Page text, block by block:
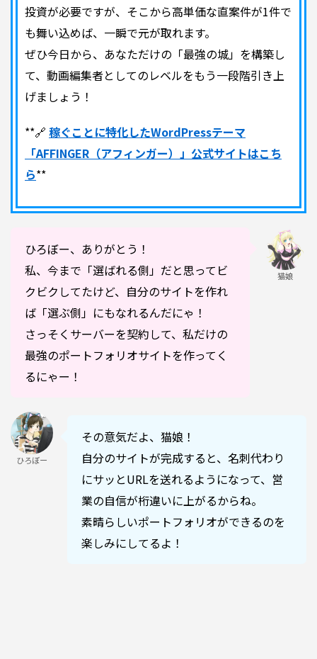
投資が必要ですが、そこから高単価な直案件が1件で
も舞い込めば、一瞬で元が取れます。
ぜひ今日から、あなただけの「最強の城」を構築し
て、動画編集者としてのレベルをもう一段階引き上
げましょう！
**🔗 稼ぐことに特化したWordPressテーマ
「AFFINGER（アフィンガー）」公式サイトはこち
ら**
ひろぼー、ありがとう！
私、今まで「選ばれる側」だと思ってビ
クビクしてたけど、自分のサイトを作れ
ば「選ぶ側」にもなれるんだにゃ！
さっそくサーバーを契約して、私だけの
最強のポートフォリオサイトを作ってく
るにゃー！
猫娘
ひろぼー
その意気だよ、猫娘！
自分のサイトが完成すると、名刺代わり
にサッとURLを送れるようになって、営
業の自信が桁違いに上がるからね。
素晴らしいポートフォリオができるのを
楽しみにしてるよ！